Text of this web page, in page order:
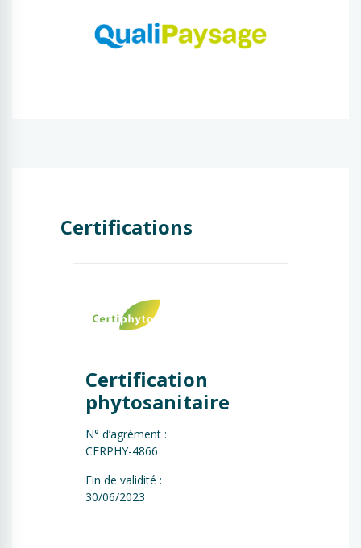
Certifications
Certification
phytosanitaire
N° d’agrément :
CERPHY-4866
Fin de validité :
30/06/2023